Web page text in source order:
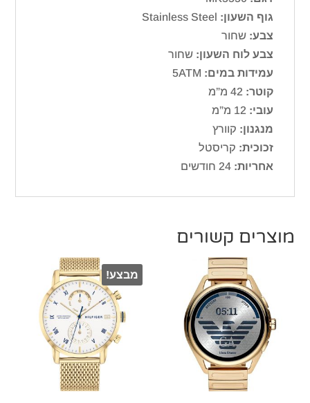
גוף השעון: Stainless Steel
צבע:שחור
צבע לוח השעון:שחור
עמידות במים:
קוטר:
עובי:
מנגנון: קוורץ
זכוכית: קריסטל
אחריות: 24 חודשים
מוצרים קשורים
מבצע!